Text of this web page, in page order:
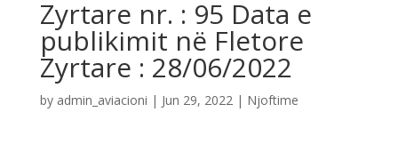
Zyrtare nr. : 95 Data e
publikimit në Fletore
Zyrtare : 28/06/2022
by admin_aviacioni | Jun 29, 2022| Njoftime